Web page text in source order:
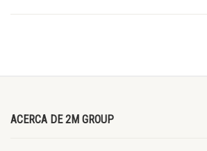
ACERCA DE 2M GROUP